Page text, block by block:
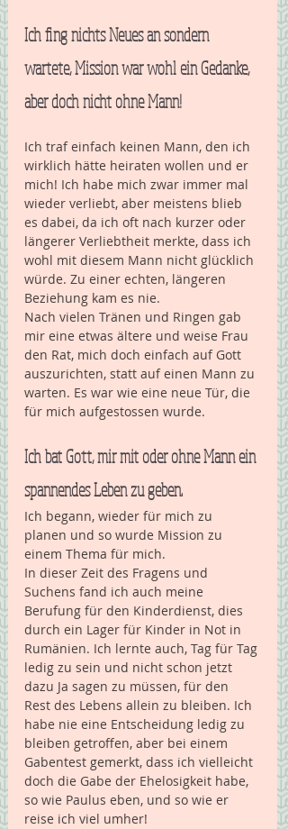
Ich fing nichts Neues an sondern
wartete, Mission war wohl ein Gedanke,
aber doch nicht ohne Mann!
Ich traf einfach keinen Mann, den ich
wirklich hätte heiraten wollen und er
mich! Ich habe mich zwar immer mal
wieder verliebt, aber meistens blieb
es dabei, da ich oft nach kurzer oder
längerer Verliebtheit merkte, dass ich
wohl mit diesem Mann nicht glücklich
würde. Zu einer echten, längeren
Beziehung kam es nie.
Nach vielen Tränen und Ringen gab
mir eine etwas ältere und weise Frau
den Rat, mich doch einfach auf Gott
auszurichten, statt auf einen Mann zu
warten. Es war wie eine neue Tür, die
für mich aufgestossen wurde.
Ich bat Gott, mir mit oder ohne Mann ein
spannendes Leben zu geben.
Ich begann, wieder für mich zu
planen und so wurde Mission zu
einem Thema für mich.
In dieser Zeit des Fragens und
Suchens fand ich auch meine
Berufung für den Kinderdienst, dies
durch ein Lager für Kinder in Not in
Rumänien. Ich lernte auch, Tag für Tag
ledig zu sein und nicht schon jetzt
dazu Ja sagen zu müssen, für den
Rest des Lebens allein zu bleiben. Ich
habe nie eine Entscheidung ledig zu
bleiben getroffen, aber bei einem
Gabentest gemerkt, dass ich vielleicht
doch die Gabe der Ehelosigkeit habe,
so wie Paulus eben, und so wie er
reise ich viel umher!